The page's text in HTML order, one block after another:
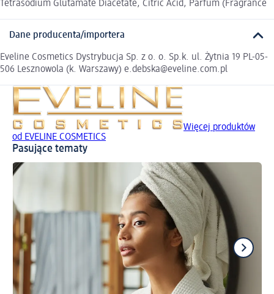
Tetrasodium Glutamate Diacetate, Citric Acid, Parfum (Fragrance
Dane producenta/importera
Eveline Cosmetics Dystrybucja Sp. z o. o. Sp.k. ul. Żytnia 19 PL-05-
506 Lesznowola (k. Warszawy) e.debska@eveline.com.pl
Więcej produktów
od EVELINE COSMETICS
Pasujące tematy